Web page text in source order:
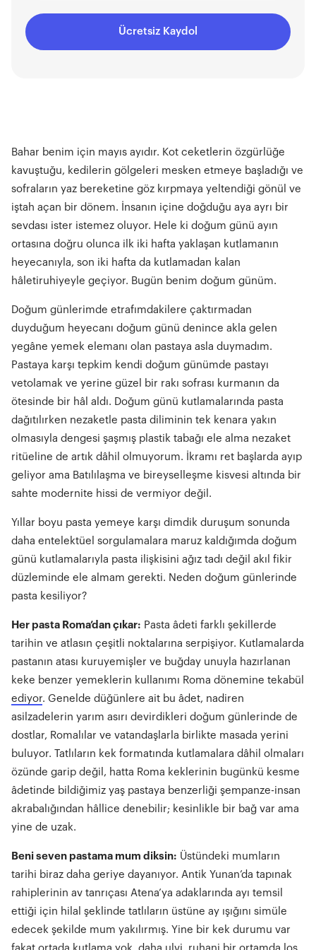
"evdespor" koduyla 10 lira karşılığında aylıkÜcretsiz Kaydol
Bahar benim için mayıs ayıdır. Kot ceketlerin özgürlüğe
kavuştuğu, kedilerin gölgeleri mesken etmeye başladığı ve
sofraların yaz bereketine göz kırpmaya yeltendiği gönül ve
iştah açan bir dönem. İnsanın içine doğduğu aya ayrı bir
sevdası ister istemez oluyor. Hele ki doğum günü ayın
ortasına doğru olunca ilk iki hafta yaklaşan kutlamanın
heyecanıyla, son iki hafta da kutlamadan kalan
hâletiruhiyeyle geçiyor. Bugün benim doğum günüm.
Doğum günlerimde etrafımdakilere çaktırmadan
duyduğum heyecanı doğum günü denince akla gelen
yegâne yemek elemanı olan pastaya asla duymadım.
Pastaya karşı tepkim kendi doğum günümde pastayı
vetolamak ve yerine güzel bir rakı sofrası kurmanın da
ötesinde bir hâl aldı. Doğum günü kutlamalarında pasta
dağıtılırken nezaketle pasta diliminin tek kenara yakın
olmasıyla dengesi şaşmış plastik tabağı ele alma nezaket
ritüeline de artık dâhil olmuyorum. İkramı ret başlarda ayıp
geliyor ama Batılılaşma ve bireyselleşme kisvesi altında bir
sahte modernite hissi de vermiyor değil.
Yıllar boyu pasta yemeye karşı dimdik duruşum sonunda
daha entelektüel sorgulamalara maruz kaldığımda doğum
günü kutlamalarıyla pasta ilişkisini ağız tadı değil akıl fikir
düzleminde ele almam gerekti. Neden doğum günlerinde
pasta kesiliyor?
Her pasta Roma’dan çıkar: Pasta âdeti farklı şekillerde
tarihin ve atlasın çeşitli noktalarına serpişiyor. Kutlamalarda
pastanın atası kuruyemişler ve buğday unuyla hazırlanan
keke benzer yemeklerin kullanımı Roma dönemine tekabül
ediyor. Genelde düğünlere ait bu âdet, nadiren
asilzadelerin yarım asırı devirdikleri doğum günlerinde de
dostlar, Romalılar ve vatandaşlarla birlikte masada yerini
buluyor. Tatlıların kek formatında kutlamalara dâhil olmaları
özünde garip değil, hatta Roma keklerinin bugünkü kesme
âdetinde bildiğimiz yaş pastaya benzerliği şempanze-insan
akrabalığından hâllice denebilir; kesinlikle bir bağ var ama
yine de uzak.
Beni seven pastama mum diksin: Üstündeki mumların
tarihi biraz daha geriye dayanıyor. Antik Yunan’da tapınak
rahiplerinin av tanrıçası Atena’ya adaklarında ayı temsil
ettiği için hilal şeklinde tatlıların üstüne ay ışığını simüle
edecek şekilde mum yakılırmış. Yine bir kek durumu var